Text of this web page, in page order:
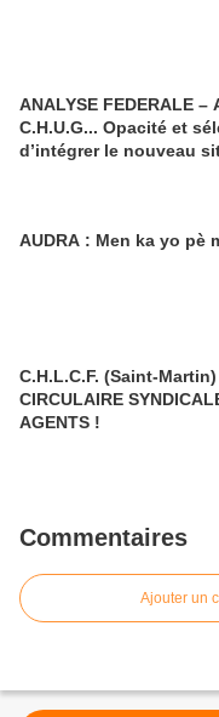
ANALYSE FEDERALE –
C.H.U.G... Opacité et
d’intégrer le nouveau
AUDRA : Men ka yo pè
C.H.L.C.F. (Saint-
CIRCULAIRE
AGENTS !
Commentaires
Ajouter un